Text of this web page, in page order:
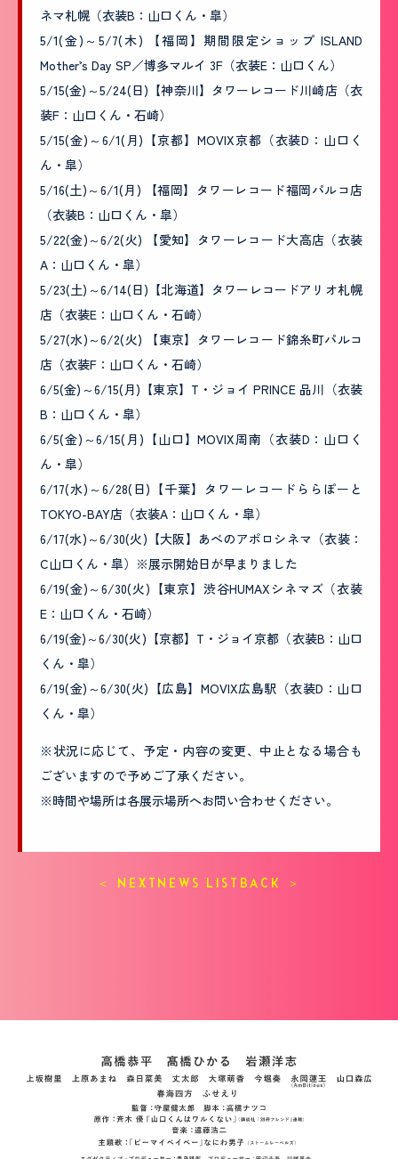
ネマ札幌（衣装B：山口くん・皐）
5/1(金)～5/7(木) 【福岡】期間限定ショップ ISLAND
Mother’s Day SP／博多マルイ 3F（衣装E：山口くん）
5/15(金)～5/24(日)【神奈川】タワーレコード川崎店（衣
装F：山口くん・石崎）
5/15(金)～6/1(月)【京都】MOVIX京都（衣装D：山口く
ん・皐）
5/16(土)～6/1(月) 【福岡】タワーレコード福岡パルコ店
（衣装B：山口くん・皐）
5/22(金)～6/2(火) 【愛知】タワーレコード大高店（衣装
A：山口くん・皐）
5/23(土)～6/14(日)【北海道】タワーレコードアリオ札幌
店（衣装E：山口くん・石崎）
5/27(水)～6/2(火) 【東京】タワーレコード錦糸町パルコ
店（衣装F：山口くん・石崎）
6/5(金)～6/15(月)【東京】T・ジョイ PRINCE 品川（衣装
B：山口くん・皐）
6/5(金)～6/15(月)【山口】MOVIX周南（衣装D：山口く
ん・皐）
6/17(水)～6/28(日)【千葉】タワーレコードららぽーと
TOKYO-BAY店（衣装A：山口くん・皐）
6/17(水)～6/30(火)【大阪】あべのアポロシネマ（衣装：
C山口くん・皐）※展示開始日が早まりました
6/19(金)～6/30(火)【東京】渋谷HUMAXシネマズ（衣装
E：山口くん・石崎）
6/19(金)～6/30(火)【京都】T・ジョイ京都（衣装B：山口
くん・皐）
6/19(金)～6/30(火)【広島】MOVIX広島駅（衣装D：山口
くん・皐）
※状況に応じて、予定・内容の変更、中止となる場合も
ございますので予めご了承ください。
※時間や場所は各展示場所へお問い合わせください。
＜ NEXT NEWS LIST BACK ＞